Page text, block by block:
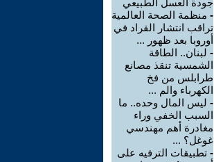
جودة العسل الطبيعي
- منظمة الصحة العالمية
تراقب انتشار القراد في
أوروبا بعد ظهور ...
- لبنان.. الطاقة
الشمسية تنقذ مصانع
طرابلس من فخ
الكهرباء والم ...
- ليس المال وحده.. ما
السبب الخفي وراء
مغادرة أهم مهندسي
غوغل؟ ...
- تطبيقات الترفيه على